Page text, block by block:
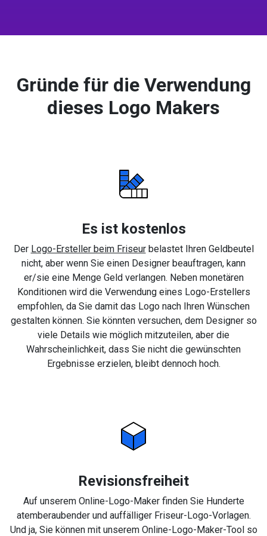
Gründe für die Verwendung
dieses Logo Makers
Es ist kostenlos
Der Logo-Ersteller beim Friseurbelastet Ihren Geldbeutel
nicht, aber wenn Sie einen Designer beauftragen, kann
er/sie eine Menge Geld verlangen. Neben monetären
Konditionen wird die Verwendung eines Logo-Erstellers
empfohlen, da Sie damit das Logo nach Ihren Wünschen
gestalten können. Sie könnten versuchen, dem Designer so
viele Details wie möglich mitzuteilen, aber die
Wahrscheinlichkeit, dass Sie nicht die gewünschten
Ergebnisse erzielen, bleibt dennoch hoch.
Revisionsfreiheit
Auf unserem Online-Logo-Maker finden Sie Hunderte
atemberaubender und auffälliger Friseur-Logo-Vorlagen.
Und ja, Sie können mit unserem Online-Logo-Maker-Tool so